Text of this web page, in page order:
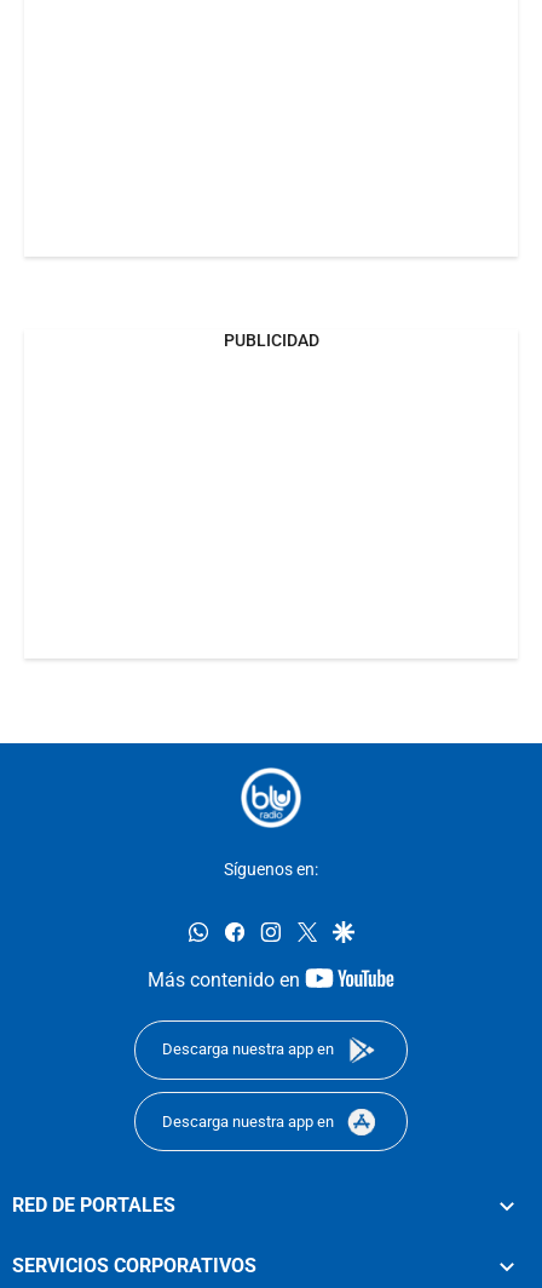
PUBLICIDAD
Síguenos en:
whatsappfacebookinstagram
twittergoogle
Más contenido en
youtube-
Descarga nuestra app en
Descarga nuestra app en
RED DE PORTALES
SERVICIOS CORPORATIVOS